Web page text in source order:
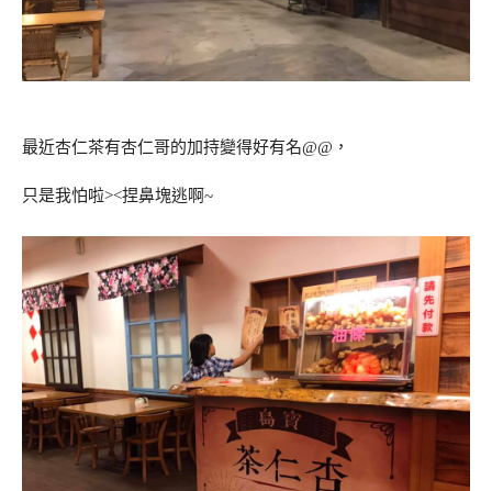
最近杏仁茶有杏仁哥的加持變得好有名@@，
只是我怕啦><捏鼻塊逃啊~